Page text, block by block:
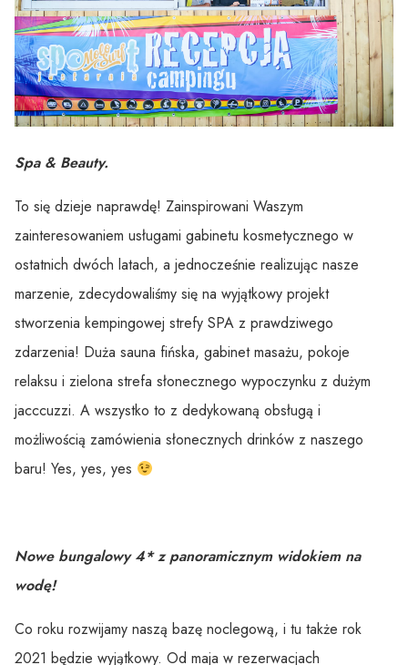
Spa & Beauty.
To się dzieje naprawdę! Zainspirowani Waszym
zainteresowaniem usługami gabinetu kosmetycznego w
ostatnich dwóch latach, a jednocześnie realizując nasze
marzenie, zdecydowaliśmy się na wyjątkowy projekt
stworzenia kempingowej strefy SPA z prawdziwego
zdarzenia! Duża sauna fińska, gabinet masażu, pokoje
relaksu i zielona strefa słonecznego wypoczynku z dużym
jacccuzzi. A wszystko to z dedykowaną obsługą i
możliwością zamówienia słonecznych drinków z naszego
baru! Yes, yes, yes
Nowe bungalowy 4* z panoramicznym widokiem na
wodę!
Co roku rozwijamy naszą bazę noclegową, i tu także rok
2021 będzie wyjątkowy. Od maja w rezerwacjach